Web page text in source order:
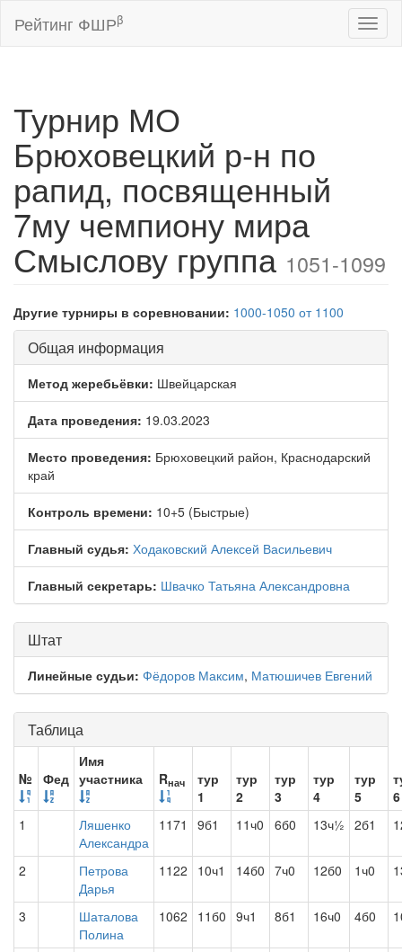
Рейтинг ФШРβ
Турнир МО
Брюховецкий р-н по
рапид, посвященный
7му чемпиону мира
Смыслову группа 1051-1099
Другие турниры в соревновании: 1000-1050 от 1100
Общая информация
Метод жеребьёвки: Швейцарская
Дата проведения: 19.03.2023
Место проведения: Брюховецкий район, Краснодарский
край
Контроль времени: 10+5 (Быстрые)
Главный судья: Ходаковский Алексей Васильевич
Главный секретарь: Швачко Татьяна Александровна
Штат
Линейные судьи: Фёдоров Максим, Матюшичев Евгений
Таблица
№ Фед
Имя
участника
Rнач
тур
1
тур
2
тур
3
тур
4
тур
5
6
1
Ляшенко
Александра
1171 9б1 11ч0 6б0 13ч½ 2б1
2
Петрова
Дарья
1122 10ч1 14б0 7ч0 12б0 1ч0
3
Шаталова
Полина
1062 11б0 9ч1 8б1 16ч0 4б0